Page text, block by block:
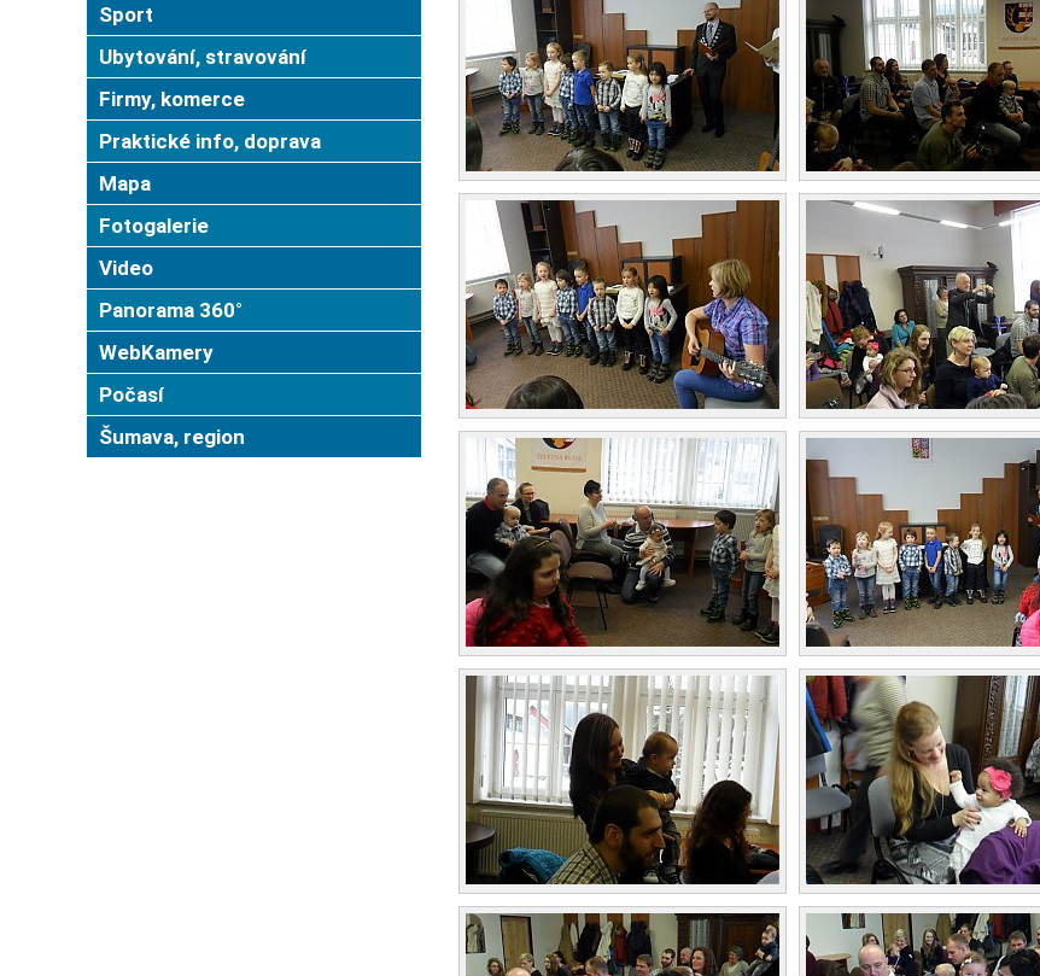
Sport
Ubytování, stravování
Firmy, komerce
Praktické info, doprava
Mapa
Fotogalerie
Video
Panorama 360°
WebKamery
Počasí
Šumava, region